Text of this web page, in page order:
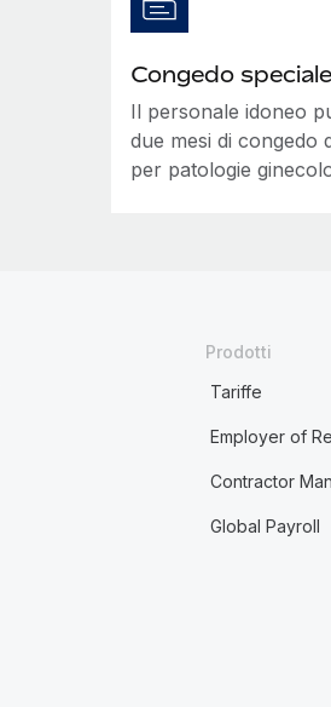
Congedo
Il personale idoneo
due mesi di congedo
per patologie
Prodotti
Tariffe
Employer of
Contractor
Global Payroll